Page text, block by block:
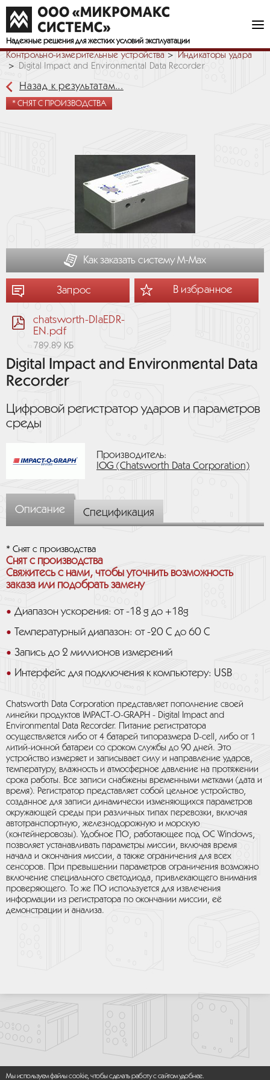
Надежные решения для жестких условий эксплуатации
Контрольно-измерительные устройства
Индикаторы удара
Digital Impact and Environmental Data Recorder
Назад к результатам...
* СНЯТ С ПРОИЗВОДСТВА
Как заказать систему М-Мах
Запрос В избранное
chatsworth-DIaEDR-
EN.pdf
789.89 КБ
Digital Impact and Environmental Data
Recorder
Цифровой регистратор ударов и параметров
среды
Производитель:
IOG (Chatsworth Data Corporation)
Описание Спецификация
* Снят с производства
Снят с производства
Свяжитесь с нами, чтобы уточнить возможность
заказа или подобрать замену
Диапазон ускорения: от -18 g до +18g
Температурный диапазон: от -20 C до 60 C
Запись до 2 миллионов измерений
Интерфейс для подключения к компьютеру: USB
Chatsworth Data Corporation представляет пополнение своей
линейки продуктов IMPACT-O-GRAPH - Digital Impact and
Environmental Data Recorder. Питание регистратора
осуществляется либо от 4 батарей типоразмера D-cell, либо от 1
литий-ионной батареи со сроком службы до 90 дней. Это
устройство измеряет и записывает силу и направление ударов,
температуру, влажность и атмосферное давление на протяжении
срока работы. Все записи снабжены временными метками (дата и
время). Регистратор представляет собой цельное устройство,
созданное для записи динамически изменяющихся параметров
окружающей среды при различных типах перевозки, включая
автотранспортную, железнодорожную и морскую
(контейнеровозы). Удобное ПО, работающее под ОС Windows,
позволяет устанавливать параметры миссии, включая время
начала и окончания миссии, а также ограничения для всех
сенсоров. При превышении параметров ограничения возможно
включение специального светодиода, привлекающего внимания
проверяющего. То же ПО используется для извлечения
информации из регистратора по окончании миссии, её
демонстрации и анализа.
Мы используем файлы cookie, чтобы сделать работу с сайтом удобнее.